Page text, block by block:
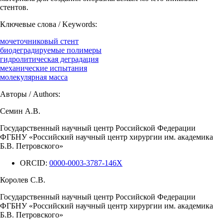
стентов.
Ключевые слова / Keywords:
мочеточниковый стент
биодеградируемые полимеры
гидролитическая деградация
механические испытания
молекулярная масса
Авторы / Authors:
Семин А.В.
Государственный научный центр Российской Федерации
ФГБНУ «Российский научный центр хирургии им. академика
Б.В. Петровского»
ORCID: 0000-0003-3787-146X
Королев С.В.
Государственный научный центр Российской Федерации
ФГБНУ «Российский научный центр хирургии им. академика
Б.В. Петровского»